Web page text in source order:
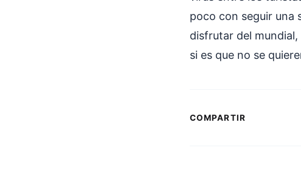
poco con seguir una
disfrutar del
si es que no se
COMPARTIR